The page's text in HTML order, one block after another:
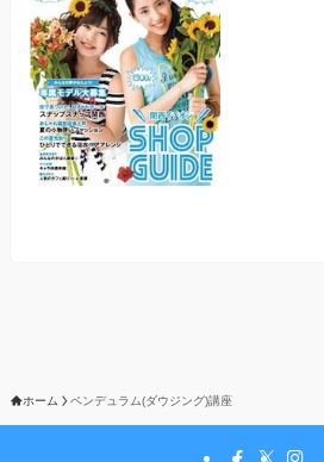
ホーム ペンデュラム(ダウジング)講座